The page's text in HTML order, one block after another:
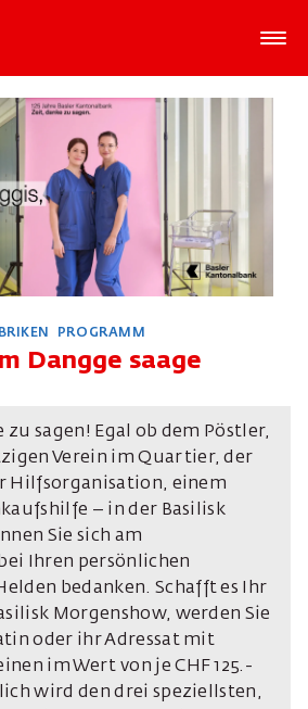
PROGRAMM
Dangge saage
zu sagen! Egal ob dem Pöstler,
Verein im Quartier, der
Hilfsorganisation, einem
– in der Basilisk
Sie sich am
Ihren persönlichen
bedanken. Schafft es Ihr
Morgenshow, werden Sie
oder ihr Adressat mit
im Wert von je CHF 125.-
wird den drei speziellsten,